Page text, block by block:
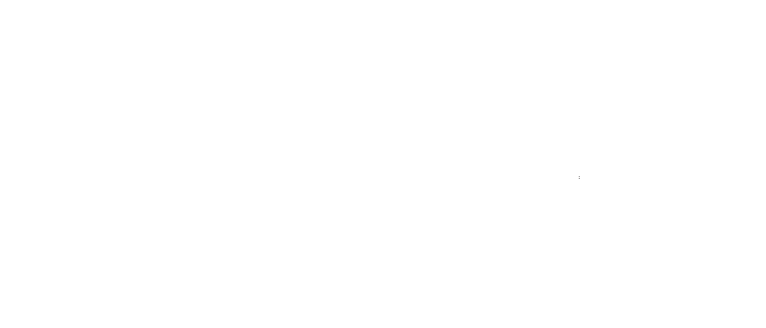
Price
€130.00